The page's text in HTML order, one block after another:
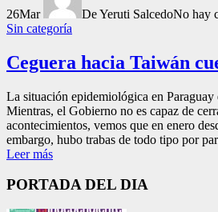
26Mar De Yeruti SalcedoNo hay
Sin categoría
Ceguera hacia Taiwán
La situación epidemiológica en
Mientras, el Gobierno no es capaz de
acontecimientos, vemos que en enero
embargo, hubo trabas de todo tipo por
Leer más
PORTADA DEL DIA